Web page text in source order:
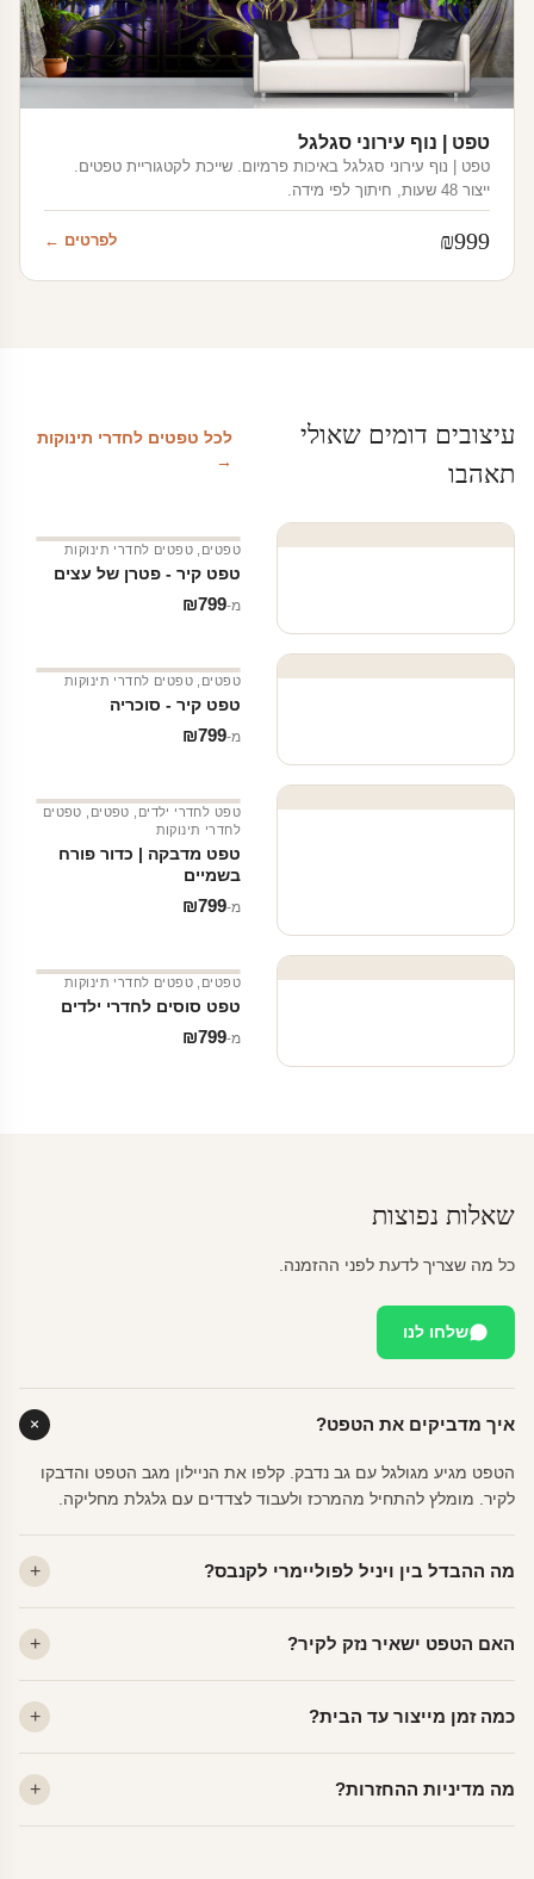
טפט | נוף עירוני סגלגל
טפט | נוף עירוני סגלגל באיכות פרמיום. שייכת לקטגוריית טפטים.
ייצור 48 שעות, חיתוך לפי מידה.
₪999 לפרטים ←
עיצובים דומים שאולי
תאהבו
לכל טפטים לחדרי תינוקות
→
טפטים טפטים לחדרי תינוקות
טפט קיר - פטרן של עצים
מ‑ ₪799
טפטים טפטים לחדרי תינוקות
טפט קיר - סוכריה
מ‑ ₪799
טפט לחדרי ילדים טפטים
טפטים
לחדרי תינוקות
טפט מדבקה | כדור פורח
בשמיים
מ‑ ₪799
טפטים טפטים לחדרי תינוקות
טפט סוסים לחדרי ילדים
מ‑ ₪799
שאלות נפוצות
כל מה שצריך לדעת לפני ההזמנה.
שלחו לנו
איך מדביקים את הטפט?
הטפט מגיע מגולגל עם גב נדבק. קלפו את הניילון מגב הטפט והדבקו
לקיר. מומלץ להתחיל מהמרכז ולעבוד לצדדים עם גלגלת מחליקה.
מה ההבדל בין ויניל לפוליימרי לקנבס?
פרמיום. קנבס — בד אמנותי יוקרתי, מט.
האם הטפט ישאיר נזק לקיר?
מתאים לקיר מטויח, גבס, קרמיקה וזכוכית.
כמה זמן מייצור עד הבית?
יוצאות באותו יום.
מה מדיניות ההחזרות?